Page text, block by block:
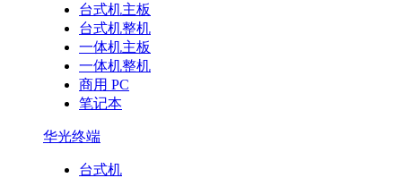
台式机主板
台式机整机
一体机主板
一体机整机
商用 PC
笔记本
华光终端
台式机